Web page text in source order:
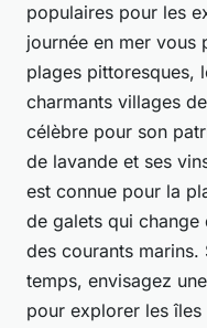
populaires pour les
journée en mer vous
plages pittoresques,
charmants villages
célèbre pour son
de lavande et ses
est connue pour la
de galets qui
des courants
temps, envisagez
pour explorer les